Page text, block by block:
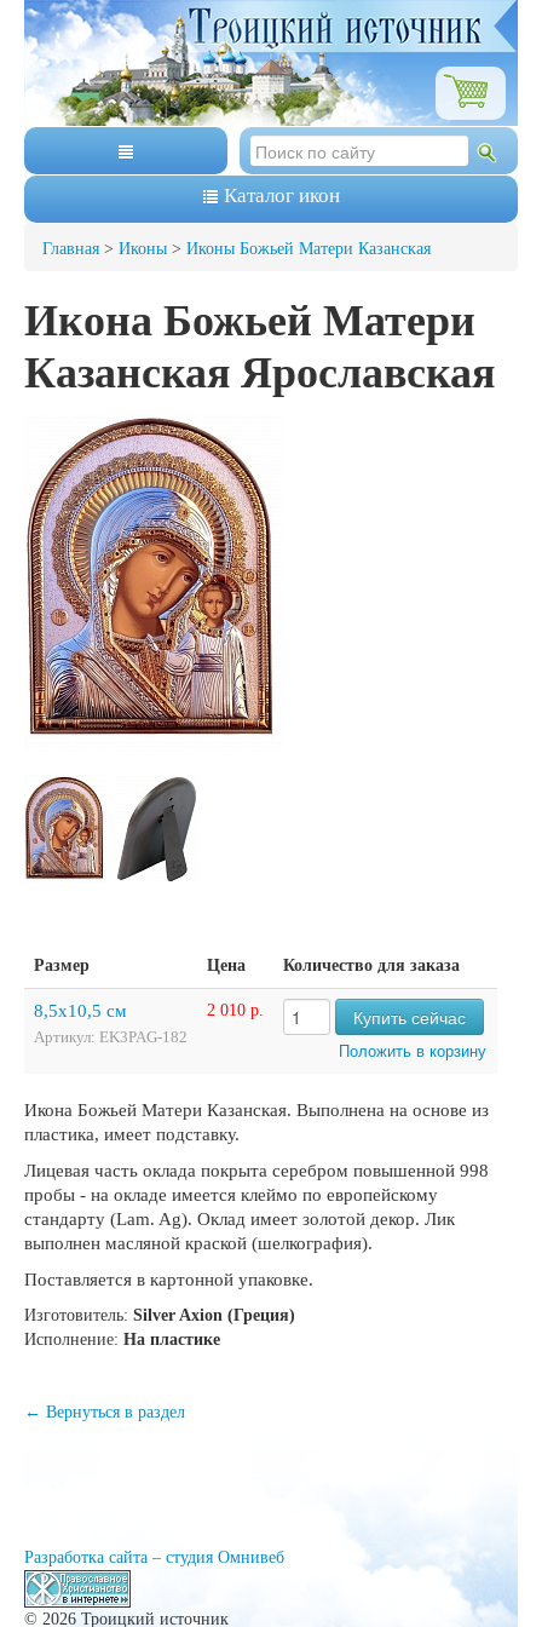
Каталог икон
Главная > Иконы > Иконы Божьей Матери Казанская
Икона Божьей Матери
Казанская Ярославская
Размер Цена Количество для заказа
8,5х10,5 см
Артикул: EK3PAG-182
2 010 р.
Икона Божьей Матери Казанская. Выполнена на основе из
пластика, имеет подставку.
Лицевая часть оклада покрыта серебром повышенной 998
пробы - на окладе имеется клеймо по европейскому
стандарту (Lam. Ag). Оклад имеет золотой декор. Лик
выполнен масляной краской (шелкография).
Поставляется в картонной упаковке.
Изготовитель: Silver Axion (Греция)
Исполнение: На пластике
← Вернуться в раздел
Разработка сайта – студия Омнивеб
© 2026 Троицкий источник